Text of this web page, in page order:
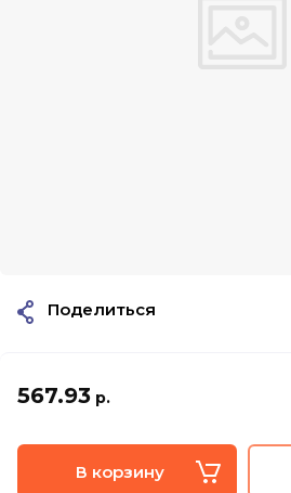
567.93 р.
В корзину
Поделиться